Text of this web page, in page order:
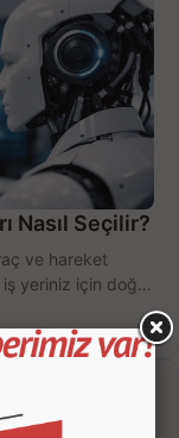
Nasıl Seçilir?
ve hareket
iş yeriniz için doğru